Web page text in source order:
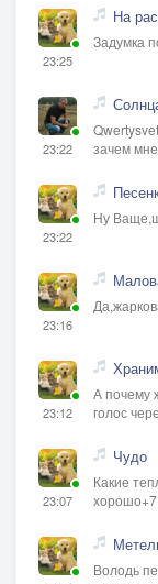
23:25
На
Задумка
23:22
зачем
23:22
Ну
23:16
23:12
А почему
голос
23:07
Чудо
Какие
хорошо+7
Володь